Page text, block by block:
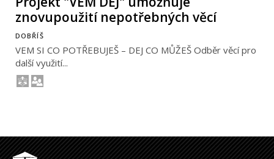
znovupoužití nepotřebných věcí
DOBŘÍŠ
VEM SI CO POTŘEBUJEŠ – DEJ CO MŮŽEŠ Odběr věcí pro
další využití...